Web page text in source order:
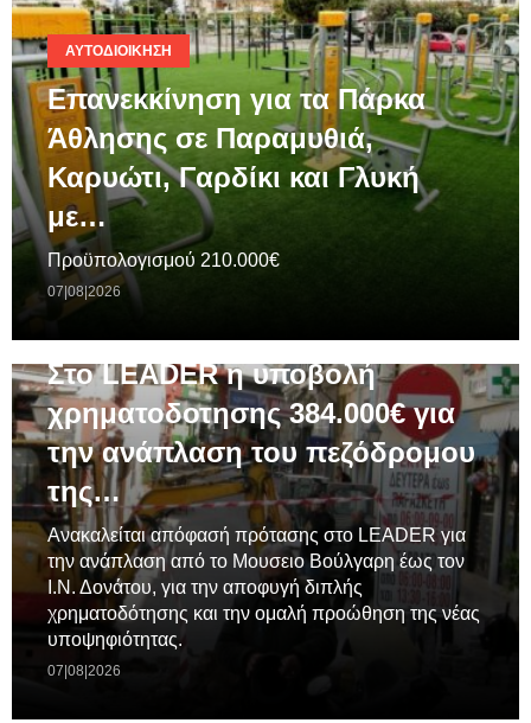
ΑΥΤΟΔΙΟΊΚΗΣΗ
Επανεκκίνηση για τα Πάρκα
Άθλησης σε Παραμυθιά,
Καρυώτι, Γαρδίκι και Γλυκή
με…
Προϋπολογισμού 210.000€
07|08|2026
Στο LEADER η υποβολή
χρηματοδοτησης 384.000€ για
την ανάπλαση του πεζόδρομου
της…
Ανακαλείται απόφασή πρότασης στο LEADER για
την ανάπλαση από το Μουσειο Βούλγαρη έως τον
Ι.Ν. Δονάτου, για την αποφυγή διπλής
χρηματοδότησης και την ομαλή προώθηση της νέας
υποψηφιότητας.
07|08|2026